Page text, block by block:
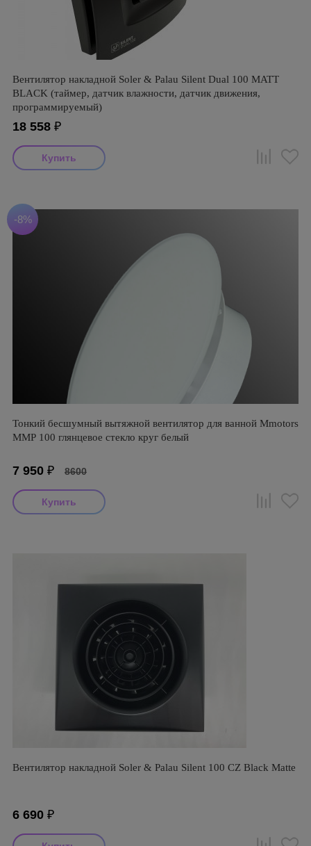
Вентилятор накладной Soler & Palau Silent Dual 100 MATT
BLACK (таймер, датчик влажности, датчик движения,
программируемый)
18 558 ₽
-8%
Тонкий бесшумный вытяжной вентилятор для ванной Mmotors
ММР 100 глянцевое стекло круг белый
7 950 ₽ 8600
Вентилятор накладной Soler & Palau Silent 100 CZ Black Matte
6 690 ₽